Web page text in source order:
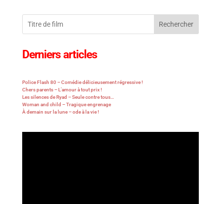
Rechercher
Derniers articles
Police Flash 80 – Comédie délicieusement régressive !
Chers parents – L’amour à tout prix !
Les silences de Ryad – Seule contre tous…
Woman and child – Tragique engrenage
À demain sur la lune – ode à la vie !